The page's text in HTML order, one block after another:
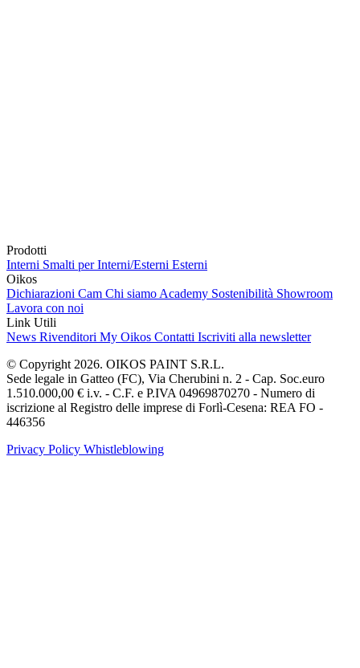
Prodotti
Interni Smalti per Interni/Esterni Esterni
Oikos
Dichiarazioni Cam Chi siamo Academy Sostenibilità Showroom
Lavora con noi
Link Utili
News Rivenditori My Oikos Contatti Iscriviti alla newsletter
© Copyright 2026. OIKOS PAINT S.R.L.
Sede legale in Gatteo (FC), Via Cherubini n. 2 - Cap. Soc.euro
1.510.000,00 € i.v. - C.F. e P.IVA 04969870270 - Numero di
iscrizione al Registro delle imprese di Forlì-Cesena: REA FO -
446356
Privacy Policy Whistleblowing